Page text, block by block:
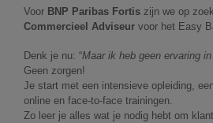
Voor BNP Paribas Fortis zijn we op
Commercieel Adviseur voor het Easy
Denk je nu: “Maar ik heb geen ervaring
Geen zorgen!
Je start met een intensieve opleiding,
online en face-to-face trainingen.
Zo leer je alles wat je nodig hebt om